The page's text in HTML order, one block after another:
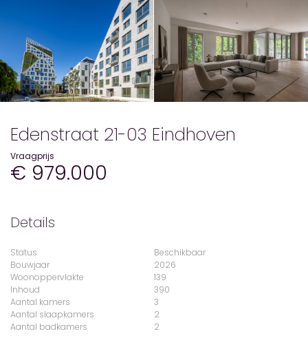
Edenstraat 21-03 Eindhoven
Vraagprijs
€ 979.000
Details
Status
Beschikbaar
Bouwjaar
2026
Woonoppervlakte
139
Inhoud
390
Aantal kamers
3
Aantal slaapkamers
2
Aantal badkamers
2